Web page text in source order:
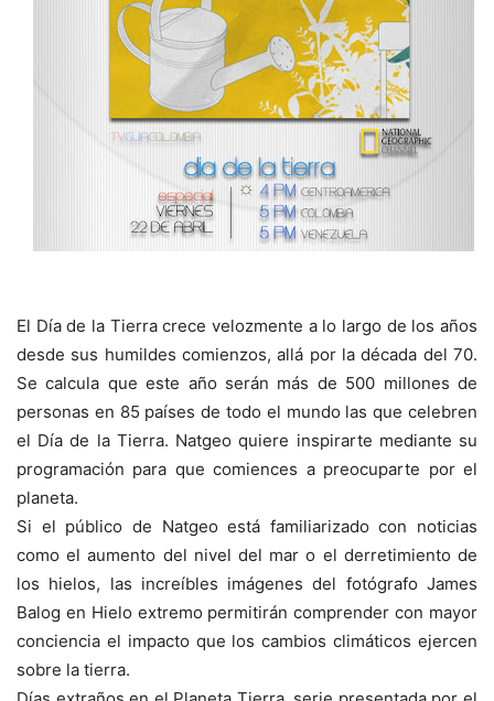
El Día de la Tierra crece velozmente a lo largo de los años
desde sus humildes comienzos, allá por la década del 70.
Se calcula que este año serán más de 500 millones de
personas en 85 países de todo el mundo las que celebren
el Día de la Tierra. Natgeo quiere inspirarte mediante su
programación para que comiences a preocuparte por el
planeta.
Si el público de Natgeo está familiarizado con noticias
como el aumento del nivel del mar o el derretimiento de
los hielos, las increíbles imágenes del fotógrafo James
Balog en Hielo extremo permitirán comprender con mayor
conciencia el impacto que los cambios climáticos ejercen
sobre la tierra.